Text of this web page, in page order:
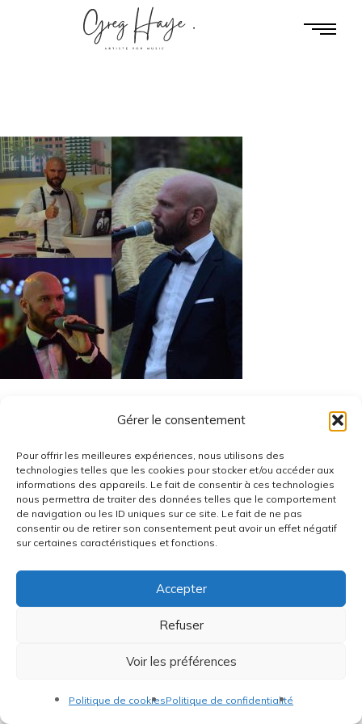
Gérer le consentement
Pour offrir les meilleures expériences, nous utilisons des
technologies telles que les cookies pour stocker et/ou accéder aux
informations des appareils. Le fait de consentir à ces technologies
nous permettra de traiter des données telles que le comportement
de navigation ou les ID uniques sur ce site. Le fait de ne pas
consentir ou de retirer son consentement peut avoir un effet négatif
sur certaines caractéristiques et fonctions.
Accepter
Refuser
Voir les préférences
Politique de cookiesPolitique de confidentialité
RéalisationRadius Design